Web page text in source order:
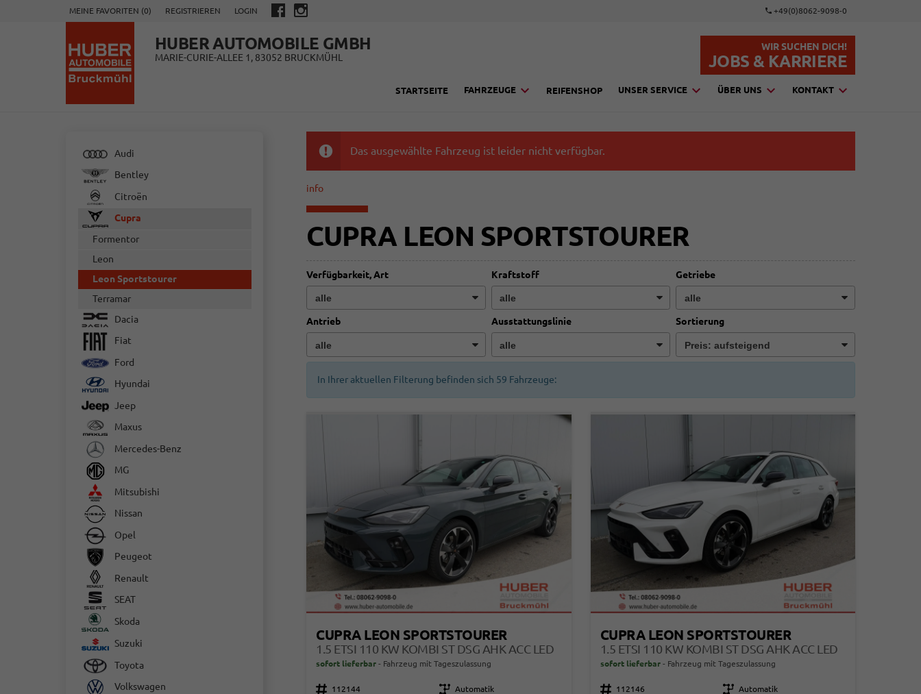
MEINE FAVORITEN (0) REGISTRIEREN LOGIN +49(0)8062-9098-0
HUBER AUTOMOBILE GMBH
MARIE-CURIE-ALLEE 1, 83052 BRUCKMÜHL
WIR SUCHEN DICH!
JOBS & KARRIERE
STARTSEITE FAHRZEUGE REIFENSHOP UNSER SERVICE ÜBER UNS KONTAKT
Das ausgewählte Fahrzeug ist leider nicht verfügbar.
info
CUPRA LEON SPORTSTOURER
Verfügbarkeit, Art Kraftstoff Getriebe
Antrieb Ausstattungslinie Sortierung
In Ihrer aktuellen Filterung befinden sich 59 Fahrzeuge:
CUPRA LEON SPORTSTOURER
1.5 ETSI 110 KW KOMBI ST DSG AHK ACC LED
sofort lieferbar Fahrzeug mit Tageszulassung
Fahrzeugnr. 112144 Getriebe
Automatik
CUPRA LEON SPORTSTOURER
1.5 ETSI 110 KW KOMBI ST DSG AHK ACC LED
sofort lieferbar Fahrzeug mit Tageszulassung
Fahrzeugnr. 112146 Getriebe
Automatik
Audi
Bentley
Citroën
Cupra
Formentor
Leon
Leon Sportstourer
Terramar
Dacia
Fiat
Ford
Hyundai
Jeep
Maxus
Mercedes-Benz
MG
Mitsubishi
Nissan
Opel
Peugeot
Renault
SEAT
Skoda
Suzuki
Toyota
Volkswagen